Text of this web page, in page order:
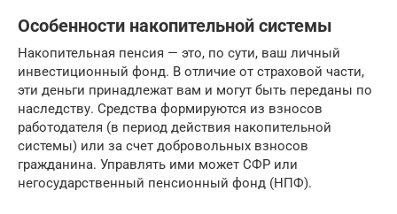
Особенности накопительной системы
Накопительная пенсия — это, по сути, ваш личный
инвестиционный фонд. В отличие от страховой части,
эти деньги принадлежат вам и могут быть переданы по
наследству. Средства формируются из взносов
работодателя (в период действия накопительной
системы) или за счет добровольных взносов
гражданина. Управлять ими может СФР или
негосударственный пенсионный фонд (НПФ).